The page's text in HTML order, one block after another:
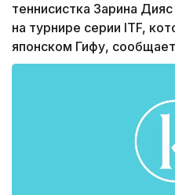
теннисистка Зарина
на турнире серии ITF,
японском Гифу,